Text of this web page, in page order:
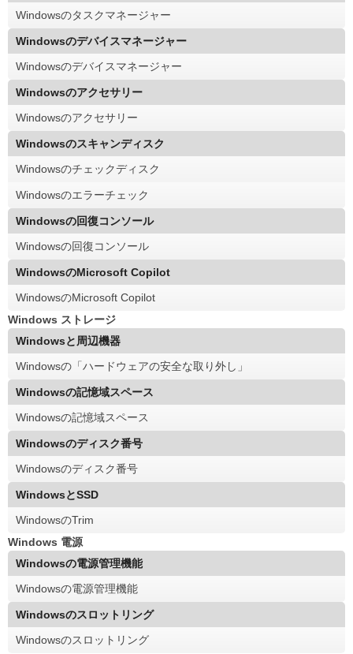
Windowsのタスクマネージャー
Windowsのデバイスマネージャー
Windowsのデバイスマネージャー
Windowsのアクセサリー
Windowsのアクセサリー
Windowsのスキャンディスク
Windowsのチェックディスク
Windowsのエラーチェック
Windowsの回復コンソール
Windowsの回復コンソール
WindowsのMicrosoft Copilot
WindowsのMicrosoft Copilot
Windows ストレージ
Windowsと周辺機器
Windowsの「ハードウェアの安全な取り外し」
Windowsの記憶域スペース
Windowsの記憶域スペース
Windowsのディスク番号
Windowsのディスク番号
WindowsとSSD
WindowsのTrim
Windows 電源
Windowsの電源管理機能
Windowsの電源管理機能
Windowsのスロットリング
Windowsのスロットリング